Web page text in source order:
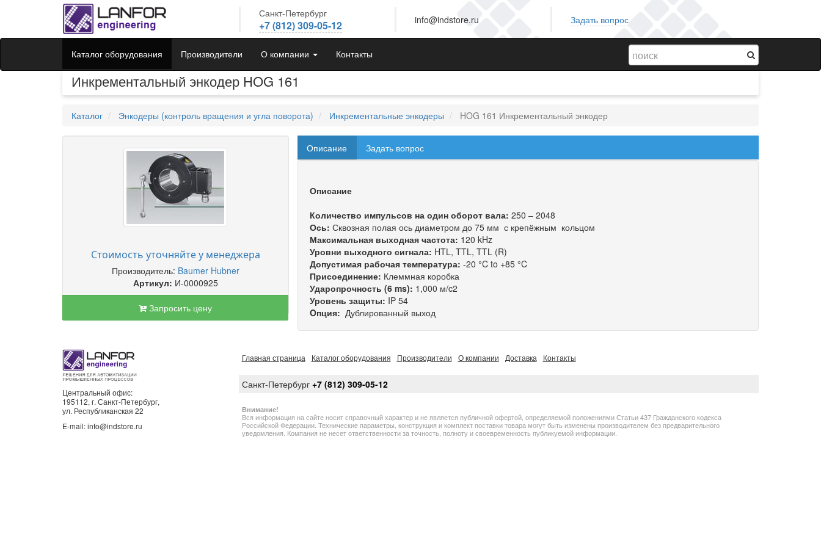
Санкт-Петербург
+7 (812) 309-05-12 info@indstore.ru Задать вопрос
Каталог оборудования Производители О компании Контакты
Инкрементальный энкодер HOG 161
Каталог Энкодеры (контроль вращения и угла поворота) Инкрементальные энкодеры HOG 161 Инкрементальный энкодер
Стоимость уточняйте у менеджера
Производитель: Baumer Hubner
Артикул: И-0000925
Запросить цену
Описание Задать вопрос
Описание
Количество импульсов на один оборот вала: 250 – 2048
Ось: Сквозная полая ось диаметром до 75 мм с крепёжным кольцом
Максимальная выходная частота: 120 kHz
Уровни выходного сигнала: HTL, TTL, TTL (R)
Допустимая рабочая температура: -20 °C to +85 °C
Присоединение: Клеммная коробка
Ударопрочность (6 ms): 1,000 м/c2
Уровень защиты: IP 54
Oпция: Дублированный выход
Центральный офис:
195112, г. Санкт-Петербург,
ул. Республиканская 22
E-mail: info@indstore.ru
Главная страница Каталог оборудования Производители О компании Доставка Контакты
Санкт-Петербург +7 (812) 309-05-12
Внимание!
Вся информация на сайте носит справочный характер и не является публичной офертой, определяемой положениями Статьи 437 Гражданского кодекса
Российской Федерации. Технические параметры, конструкция и комплект поставки товара могут быть изменены производителем без предварительного
уведомления. Компания не несет ответственности за точность, полноту и своевременность публикуемой информации.